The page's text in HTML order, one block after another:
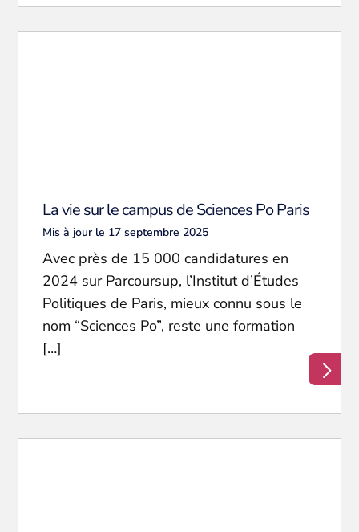
La vie sur le campus de Sciences Po Paris
Mis à jour le 17 septembre 2025
Avec près de 15 000 candidatures en
2024 sur Parcoursup, l’Institut d’Études
Politiques de Paris, mieux connu sous le
nom “Sciences Po”, reste une formation
[…]